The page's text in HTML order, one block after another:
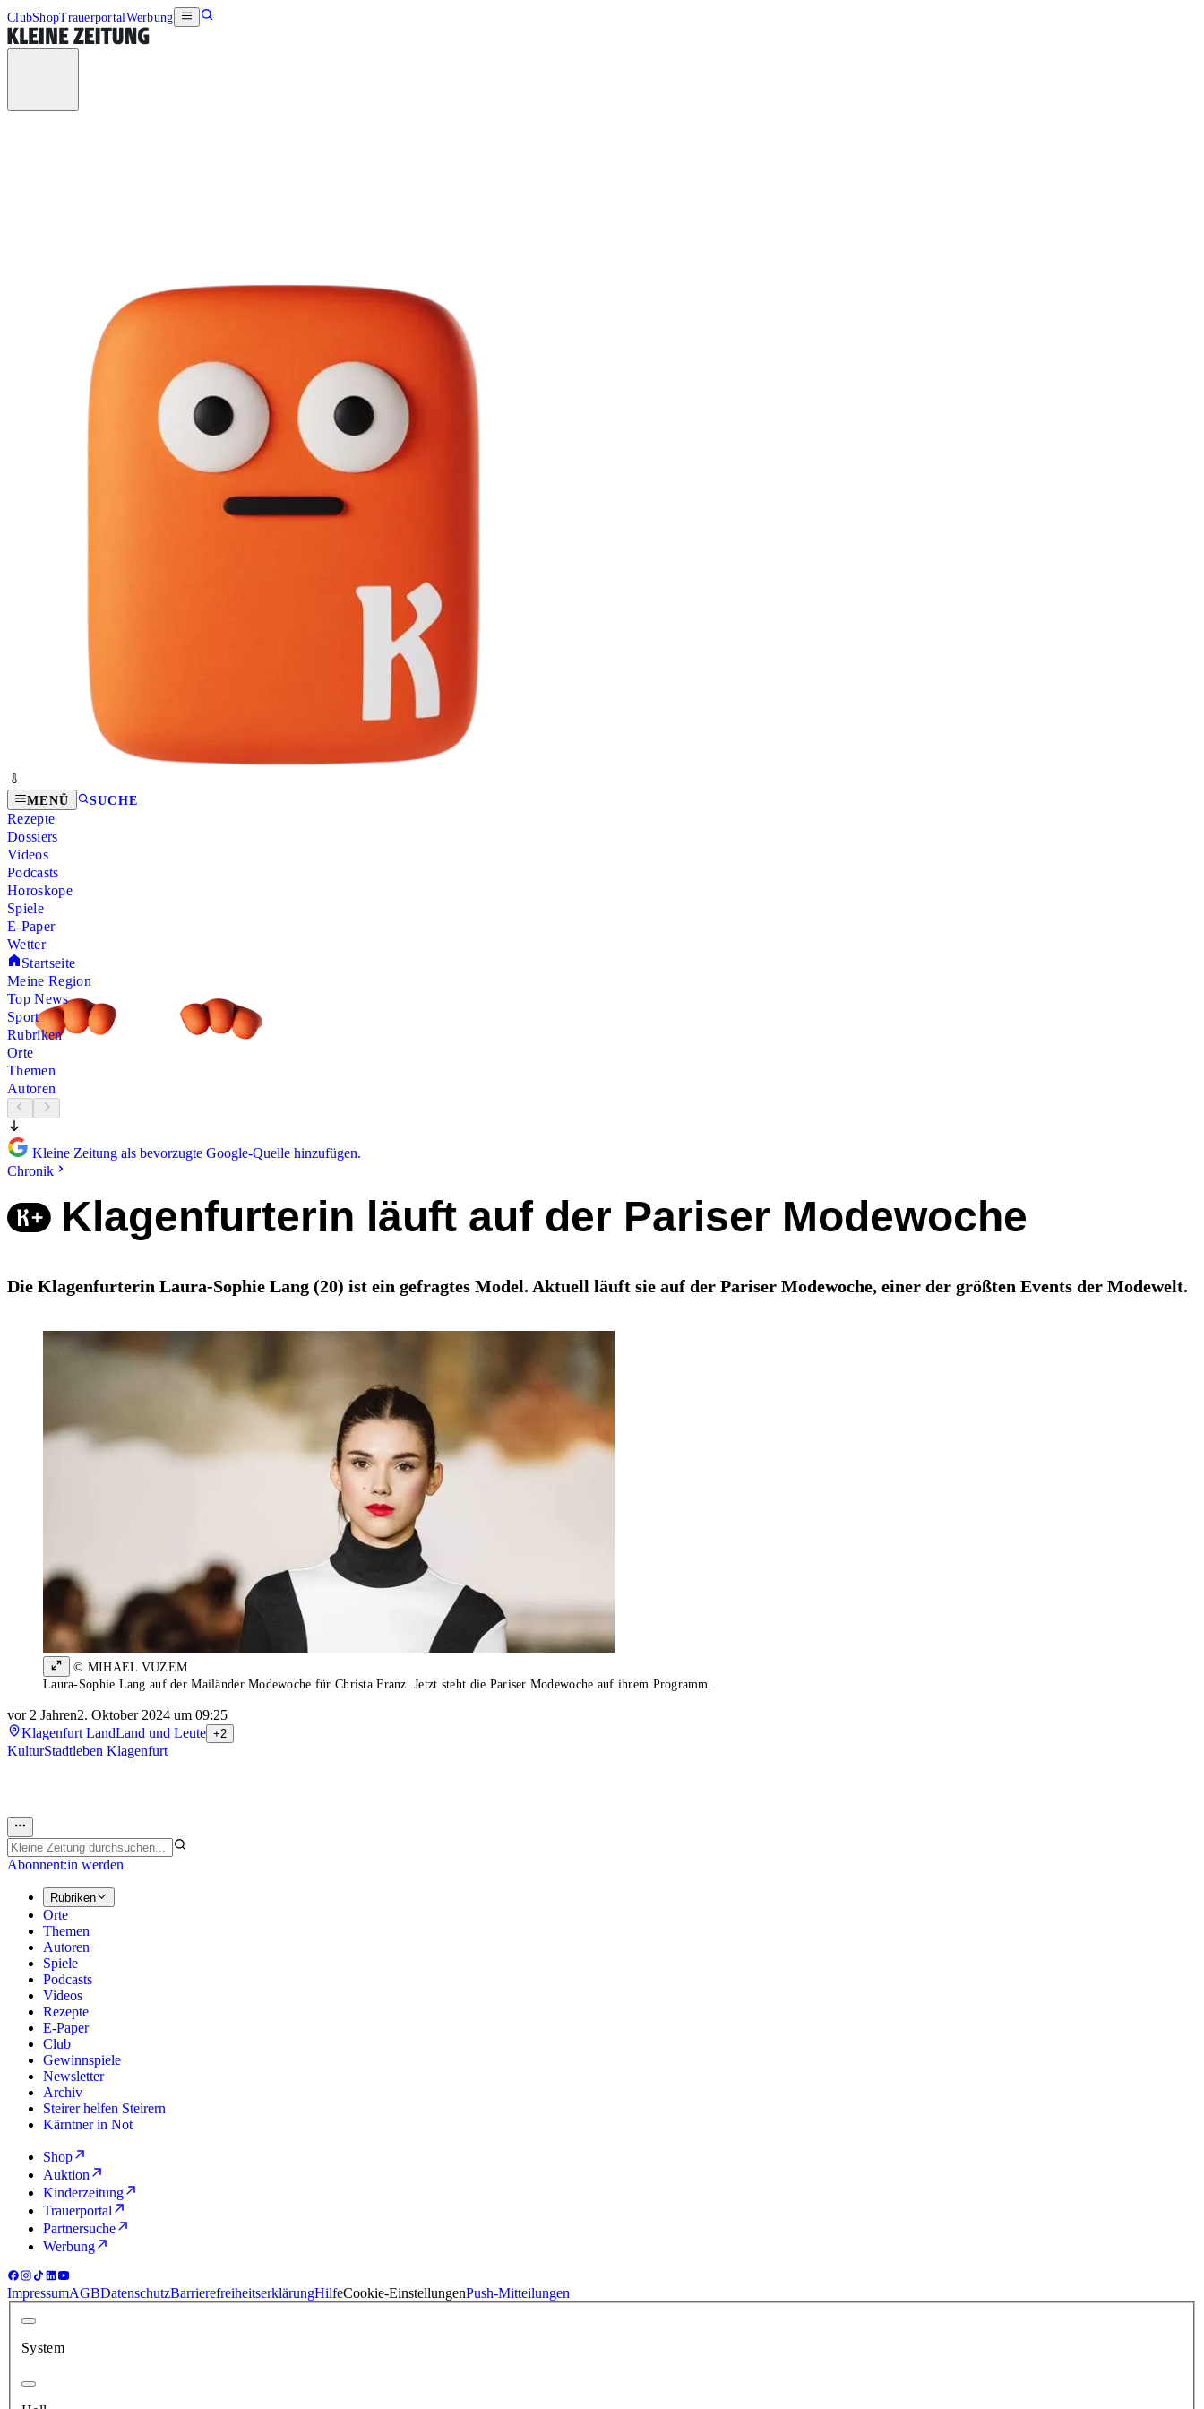
ClubShopTrauerportalWerbung
MENÜ SUCHE
Rezepte
Dossiers
Videos
Podcasts
Horoskope
Spiele
E-Paper
Wetter
Startseite
Meine Region
Top News
Sport
Rubriken
Orte
Themen
Autoren
Kleine Zeitung als bevorzugte Google-Quelle hinzufügen.
Chronik
Klagenfurterin läuft auf der Pariser Modewoche
Die Klagenfurterin Laura-Sophie Lang (20) ist ein gefragtes Model. Aktuell läuft sie auf der Pariser Modewoche, einer der größten Events der Modewelt.
© MIHAEL VUZEM
Laura-Sophie Lang auf der Mailänder Modewoche für Christa Franz. Jetzt steht die Pariser Modewoche auf ihrem Programm.
vor 2 Jahren2. Oktober 2024 um 09:25
Klagenfurt LandLand und Leute +2
KulturStadtleben Klagenfurt
Abonnent:in werden
Rubriken
Orte
Themen
Autoren
Spiele
Podcasts
Videos
Rezepte
E-Paper
Club
Gewinnspiele
Newsletter
Archiv
Steirer helfen Steirern
Kärntner in Not
Shop
Auktion
Kinderzeitung
Trauerportal
Partnersuche
Werbung
ImpressumAGBDatenschutzBarrierefreiheitserklärungHilfeCookie-EinstellungenPush-Mitteilungen
System